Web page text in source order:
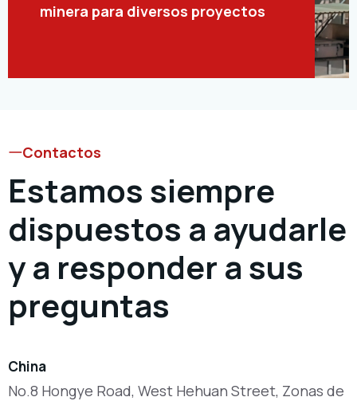
minera para diversos proyectos
Contactos
Estamos siempre
dispuestos a ayudarle
y a responder a sus
preguntas
China
No.8 Hongye Road, West Hehuan Street, Zonas de